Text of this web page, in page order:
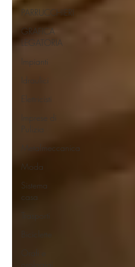
PARRUCCHIERI
GRAFICA
LEGATORIA
Impianti
Idraulici
Elettricisti
Imprese di
Metalmeccanica
Moda
Sistema
casa
Trasporti
Biciclette
Orafi e